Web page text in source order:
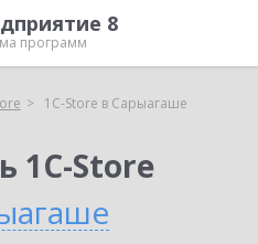
8
программ
1C-Store в Сарыагаше
1C-Store